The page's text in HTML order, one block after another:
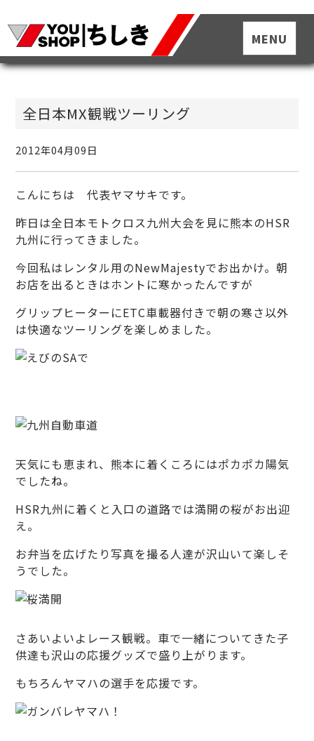
全日本MX観戦ツーリング
2012年04月09日
こんにちは 代表ヤマサキです。
昨日は全日本モトクロス九州大会を見に熊本のHSR
九州に行ってきました。
今回私はレンタル用のNewMajestyでお出かけ。朝
お店を出るときはホントに寒かったんですが
グリップヒーターにETC車載器付きで朝の寒さ以外
は快適なツーリングを楽しめました。
天気にも恵まれ、熊本に着くころにはポカポカ陽気
でしたね。
HSR九州に着くと入口の道路では満開の桜がお出迎
え。
お弁当を広げたり写真を撮る人達が沢山いて楽しそ
うでした。
さあいよいよレース観戦。車で一緒についてきた子
供達も沢山の応援グッズで盛り上がります。
もちろんヤマハの選手を応援です。